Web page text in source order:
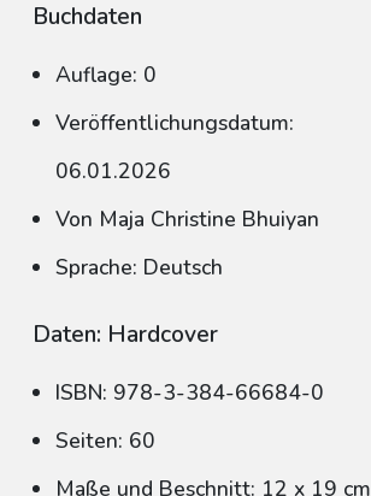
Buchdaten
Auflage: 0
Veröffentlichungsdatum:
06.01.2026
Von Maja Christine Bhuiyan
Sprache: Deutsch
Daten: Hardcover
ISBN: 978-3-384-66684-0
Seiten: 60
Maße und Beschnitt: 12 x 19 cm